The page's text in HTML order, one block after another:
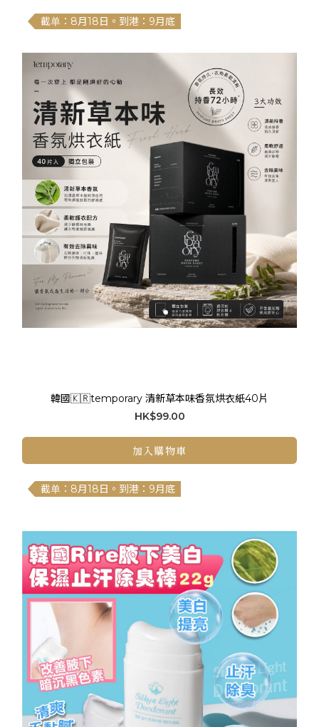
截单：8月18日。到港：9月底
韓國🇰🇷temporary 清新草本味香氛烘衣紙40片
HK$99.00
加入購物車
截单：8月18日。到港：9月底